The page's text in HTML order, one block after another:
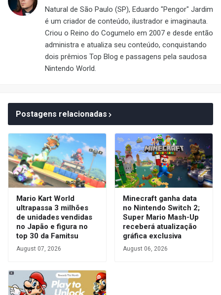
Natural de São Paulo (SP), Eduardo "Pengor" Jardim
é um criador de conteúdo, ilustrador e imaginauta.
Criou o Reino do Cogumelo em 2007 e desde então
administra e atualiza seu conteúdo, conquistando
dois prêmios Top Blog e passagens pela saudosa
Nintendo World.
Postagens relacionadas
Mario Kart World
ultrapassa 3 milhões
de unidades vendidas
no Japão e figura no
top 30 da Famitsu
August 07, 2026
Minecraft ganha data
no Nintendo Switch 2;
Super Mario Mash-Up
receberá atualização
gráfica exclusiva
August 06, 2026